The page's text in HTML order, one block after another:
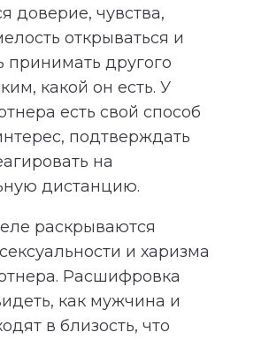
доверие, чувства,
открываться и
принимать другого
какой он есть. У
есть свой способ
подтверждать
на
дистанцию.
раскрываются
и харизма
Расшифровка
как мужчина и
в близость, что